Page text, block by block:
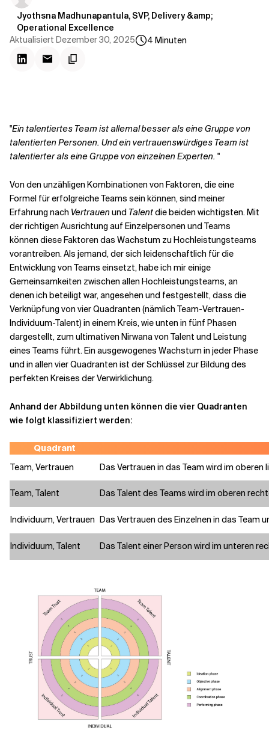
Verwandte Themen
Jyothsna Madhunapantula, SVP, Delivery &amp;
Operational Excellence
Aktualisiert Dezember 30, 2025 4 Minuten
"Ein talentiertes Team ist allemal besser als eine Gruppe von
talentierten Personen. Und ein vertrauenswürdiges Team ist
talentierter als eine Gruppe von einzelnen Experten. "
Von den unzähligen Kombinationen von Faktoren, die eine
Formel für erfolgreiche Teams sein können, sind meiner
Erfahrung nach Vertrauen und Talentdie beiden wichtigsten. Mit
der richtigen Ausrichtung auf Einzelpersonen und Teams
können diese Faktoren das Wachstum zu Hochleistungsteams
vorantreiben. Als jemand, der sich leidenschaftlich für die
Entwicklung von Teams einsetzt, habe ich mir einige
Gemeinsamkeiten zwischen allen Hochleistungsteams, an
denen ich beteiligt war, angesehen und festgestellt, dass die
Verknüpfung von vier Quadranten (nämlich Team-Vertrauen-
Individuum-Talent) in einem Kreis, wie unten in fünf Phasen
dargestellt, zum ultimativen Nirwana von Talent und Leistung
eines Teams führt. Ein ausgewogenes Wachstum in jeder Phase
und in allen vier Quadranten ist der Schlüssel zur Bildung des
perfekten Kreises der Verwirklichung.
Anhand der Abbildung unten können die vier Quadranten
wie folgt klassifiziert werden:
Quadrant
Team, Vertrauen
Das Vertrauen in das Team wird im
Team, Talent Das Talent des Teams wird im oberen
Individuum, Vertrauen Das Vertrauen des Einzelnen in das Team
Individuum, Talent Das Talent einer Person wird im unteren